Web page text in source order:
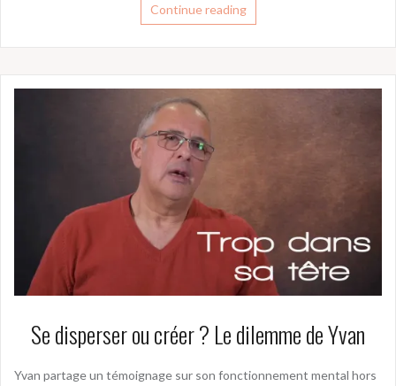
Continue reading
Se disperser ou créer ? Le dilemme de Yvan
Yvan partage un témoignage sur son fonctionnement mental hors